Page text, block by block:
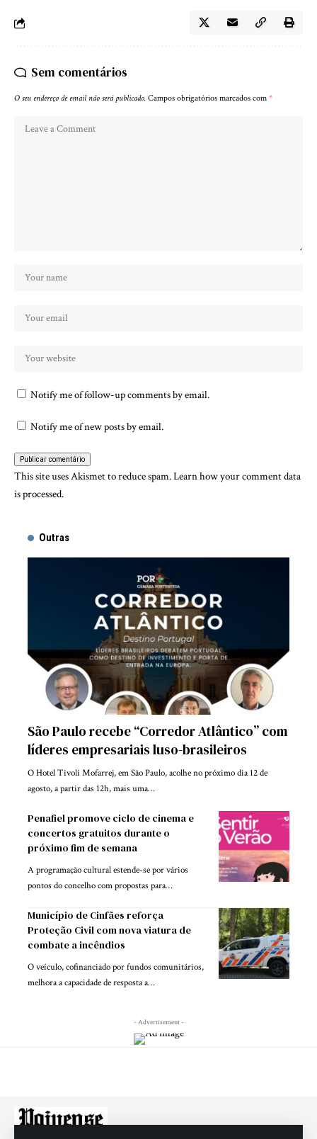
Sem comentários
O seu endereço de email não será publicado. Campos obrigatórios marcados com *
Notify me of follow-up comments by email.
Notify me of new posts by email.
This site uses Akismet to reduce spam.Learn how your comment data
is processed.
Outras
São Paulo recebe “Corredor Atlântico” com
líderes empresariais luso-brasileiros
O Hotel Tivoli Mofarrej, em São Paulo, acolhe no próximo dia 12 de
agosto, a partir das 12h, mais uma…
Penafiel promove ciclo de cinema e
concertos gratuitos durante o
próximo fim de semana
A programação cultural estende-se por vários
pontos do concelho com propostas para…
Município de Cinfães reforça
Proteção Civil com nova viatura de
combate a incêndios
O veículo, cofinanciado por fundos comunitários,
melhora a capacidade de resposta a…
- Advertisement -